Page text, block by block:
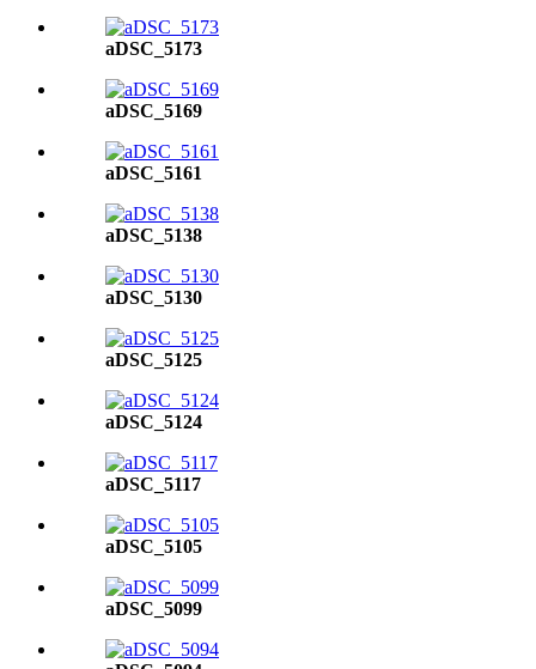
aDSC_5173
aDSC_5169
aDSC_5161
aDSC_5138
aDSC_5130
aDSC_5125
aDSC_5124
aDSC_5117
aDSC_5105
aDSC_5099